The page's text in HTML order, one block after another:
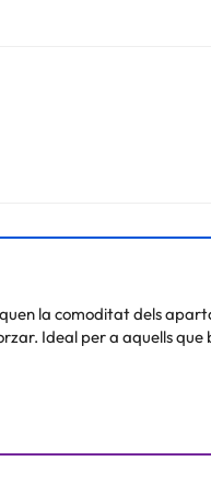
la comoditat dels
Ideal per a aquells que